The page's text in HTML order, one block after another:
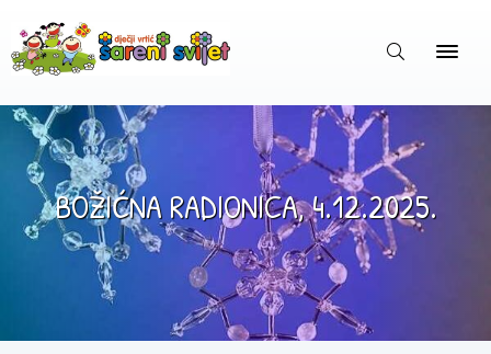
BOŽIĆNA RADIONICA, 4.12.2025.